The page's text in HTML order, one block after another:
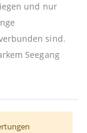
und nur
sind.
Seegang